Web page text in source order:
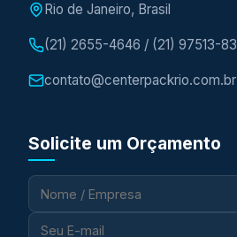
Rio de Janeiro, Brasil
(21) 2655-4646 / (21) 97513-
contato@centerpackrio.com.br
Solicite um Orçamento